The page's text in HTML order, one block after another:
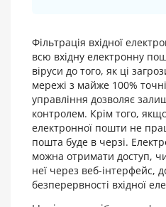
Фільтрація вхідної
всю вхідну електронну
віруси до того, як ці
мережі з майже 100%
управління дозволяє
контролем. Крім того,
електронної пошти не
пошта буде в черзі.
можна отримати доступ,
неї через веб-інтерфейс,
безперервності вхідної